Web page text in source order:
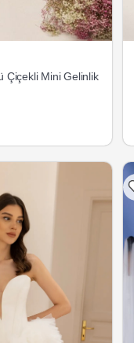
Çiçekli Mini Gelinlik